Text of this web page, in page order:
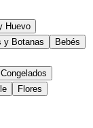
Huevo
y Botanas
Bebés
Flores